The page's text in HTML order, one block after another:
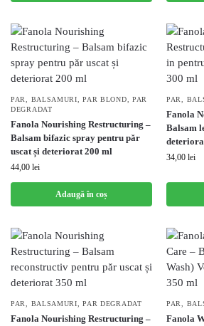
PAR BALSAMURI ,PAR BLOND
PAR
DEGRADAT
Fanola Nourishing Restructuring –
Balsam bifazic spray pentru păr
uscat și deteriorat 200 ml
44,00 lei
Adaugă în coș
PAR
Fanola
Balsam
34,00 lei
PAR BALSAMURI ,PAR DEGRADAT
Fanola Nourishing Restructuring –
PAR
Fanola